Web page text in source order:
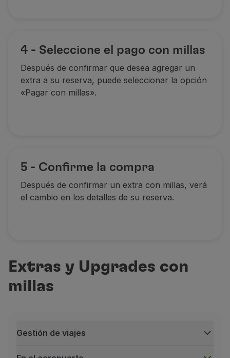
4 - Seleccione el pago con millas
Después de confirmar que desea agregar un
extra a su reserva, puede seleccionar la opción
«Pagar con millas».
5 - Confirme la compra
Después de confirmar un extra con millas, verá
el cambio en los detalles de su reserva.
Extras y Upgrades con
millas
Gestión de viajes